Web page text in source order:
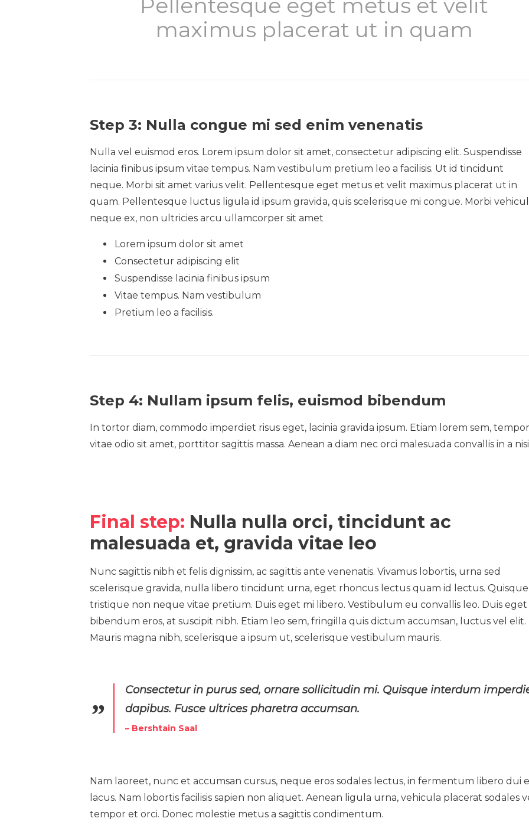
Pellentesque eget metus et velit
maximus placerat ut in quam
Step 3: Nulla congue mi sed enim venenatis
Nulla vel euismod eros. Lorem ipsum dolor sit amet, consectetur adipiscing elit. Suspendisse
lacinia finibus ipsum vitae tempus. Nam vestibulum pretium leo a facilisis. Ut id tincidunt
neque. Morbi sit amet varius velit. Pellentesque eget metus et velit maximus placerat ut in
quam. Pellentesque luctus ligula id ipsum gravida, quis scelerisque mi congue. Morbi
neque ex, non ultricies arcu ullamcorper sit amet
Lorem ipsum dolor sit amet
Consectetur adipiscing elit
Suspendisse lacinia finibus ipsum
Vitae tempus. Nam vestibulum
Pretium leo a facilisis.
Step 4: Nullam ipsum felis, euismod bibendum
In tortor diam, commodo imperdiet risus eget, lacinia gravida ipsum. Etiam lorem sem, tempor
vitae odio sit amet, porttitor sagittis massa. Aenean a diam nec orci malesuada convallis in a
Final step: Nulla nulla orci, tincidunt ac
malesuada et, gravida vitae leo
Nunc sagittis nibh et felis dignissim, ac sagittis ante venenatis. Vivamus lobortis, urna sed
scelerisque gravida, nulla libero tincidunt urna, eget rhoncus lectus quam id lectus. Quisque
tristique non neque vitae pretium. Duis eget mi libero. Vestibulum eu convallis leo. Duis eget
bibendum eros, at suscipit nibh. Etiam leo sem, fringilla quis dictum accumsan, luctus vel elit.
Mauris magna nibh, scelerisque a ipsum ut, scelerisque vestibulum mauris.
Consectetur in purus sed, ornare sollicitudin mi. Quisque interdum
dapibus. Fusce ultrices pharetra accumsan.
– Bershtain Saal
Nam laoreet, nunc et accumsan cursus, neque eros sodales lectus, in fermentum libero dui
lacus. Nam lobortis facilisis sapien non aliquet. Aenean ligula urna, vehicula placerat sodales
tempor et orci. Donec molestie metus a sagittis condimentum.